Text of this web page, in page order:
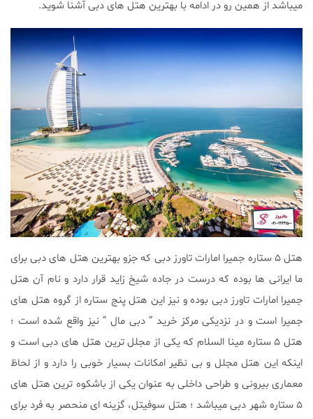
میباشد از همین رو در ادامه با بهترین هتل های دبی آشنا شوید.
هتل ۵ ستاره جمیرا امارات تاورز دبی که جزو بهترین هتل های دبی برای
ما ایرانی ها بوده که درست در جاده شیخ زاید قرار دارد و نام آن هتل
جمیرا امارات تاورز دبی بوده و نیز این هتل پنج ستاره از گروه هتل های
جمیرا است و در نزدیکی مرکز خرید ” دبی مال ” نیز واقع شده است ؛
هتل ۵ ستاره مینا السلام که یکی از مجلل ترین هتل های دبی است و
اینکه این هتل مجلل و بی نظیر امکانات بسیار خوبی را دارد و از لحاظ
معماری بیرونی و طراحی داخلی به عنوان یکی از باشکوه ترین هتل های
۵ ستاره شهر دبی میباشد ؛ هتل سوفیتل، گزینه ای منحصر به فرد برای